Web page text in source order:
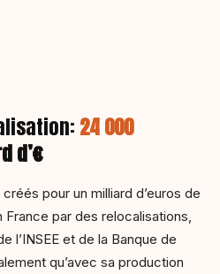
24 000
d’€
pour un milliard d’euros de
par des relocalisations,
l’INSEE et de la Banque de
qu’avec sa production